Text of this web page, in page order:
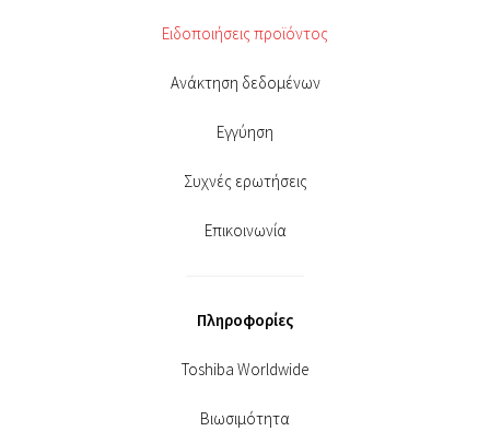
Ειδοποιήσεις προϊόντος
Ανάκτηση δεδομένων
Εγγύηση
Συχνές ερωτήσεις
Επικοινωνία
Πληροφορίες
Toshiba Worldwide
Βιωσιμότητα